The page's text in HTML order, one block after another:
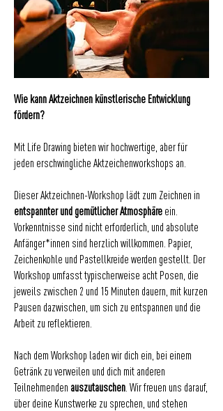
Wie kann Aktzeichnen künstlerische Entwicklung
fördern?
Mit Life Drawing bieten wir hochwertige, aber für
jeden erschwingliche Aktzeichenworkshops an.
Dieser Aktzeichnen-Workshop lädt zum Zeichnen in
entspannter und gemütlicher Atmosphäre ein.
Vorkenntnisse sind nicht erforderlich, und absolute
Anfänger*innen sind herzlich willkommen. Papier,
Zeichenkohle und Pastellkreide werden gestellt. Der
Workshop umfasst typischerweise acht Posen, die
jeweils zwischen 2 und 15 Minuten dauern, mit kurzen
Pausen dazwischen, um sich zu entspannen und die
Arbeit zu reflektieren.
Nach dem Workshop laden wir dich ein, bei einem
Getränk zu verweilen und dich mit anderen
Teilnehmenden auszutauschen. Wir freuen uns darauf,
über deine Kunstwerke zu sprechen, und stehen